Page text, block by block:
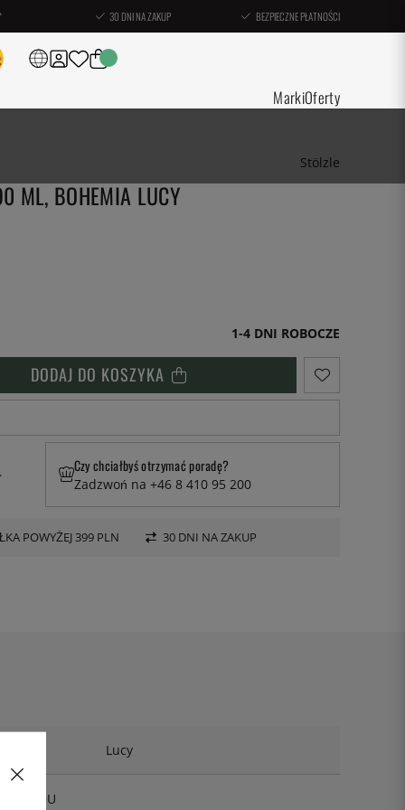
30 DNI NA ZAKUP BEZPIECZNE PŁATNOŚCI
MarkiOferty
Stölzle
ML, BOHEMIA LUCY
1-4 DNI ROBOCZE
DODAJ DO KOSZYKA
Czy chciałbyś otrzymać poradę?
Zadzwoń na +46 8 410 95 200
POWYŻEJ 399 PLN 30 DNI NA ZAKUP
Lucy
39U